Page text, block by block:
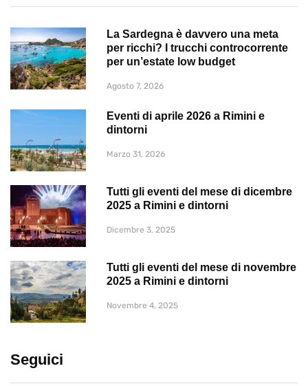
La Sardegna è davvero una meta
per ricchi? I trucchi controcorrente
per un’estate low budget
Agosto 7, 2026
Eventi di aprile 2026 a Rimini e
dintorni
Marzo 31, 2026
Tutti gli eventi del mese di dicembre
2025 a Rimini e dintorni
Dicembre 3, 2025
Tutti gli eventi del mese di novembre
2025 a Rimini e dintorni
Novembre 4, 2025
Seguici